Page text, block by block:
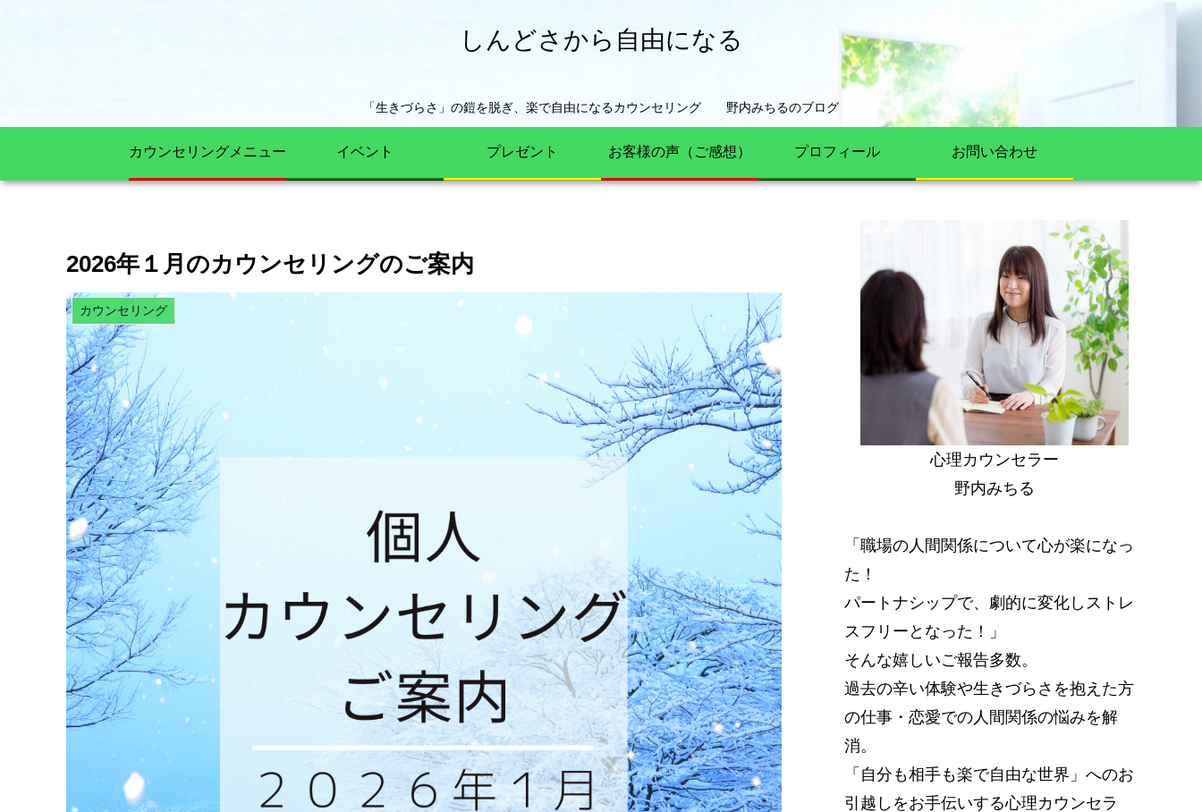
しんどさから自由になる
「生きづらさ」の鎧を脱ぎ、楽で自由になるカウンセリング 野内みちるのブログ
カウンセリングメニュー イベント プレゼント お客様の声（ご感想） プロフィール お問い合わせ
2026年１月のカウンセリングのご案内
カウンセリング
心理カウンセラー
野内みちる
「職場の人間関係について心が楽になっ
た！
パートナシップで、劇的に変化しストレ
スフリーとなった！」
そんな嬉しいご報告多数。
過去の辛い体験や生きづらさを抱えた方
の仕事・恋愛での人間関係の悩みを解
消。
「自分も相手も楽で自由な世界」へのお
引越しをお手伝いする心理カウンセラ